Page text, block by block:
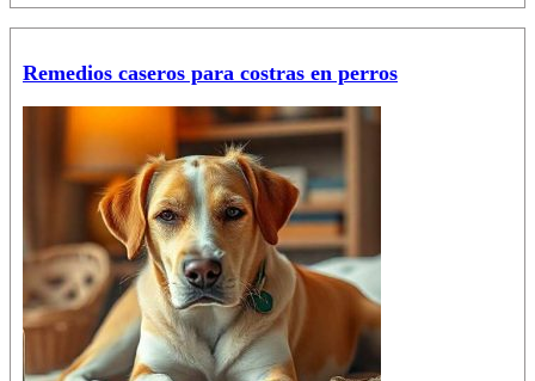
Remedios caseros para costras en perros